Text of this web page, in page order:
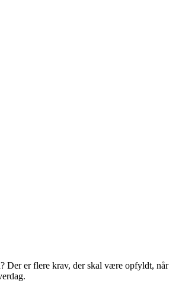
Der er flere krav, der skal være opfyldt, når